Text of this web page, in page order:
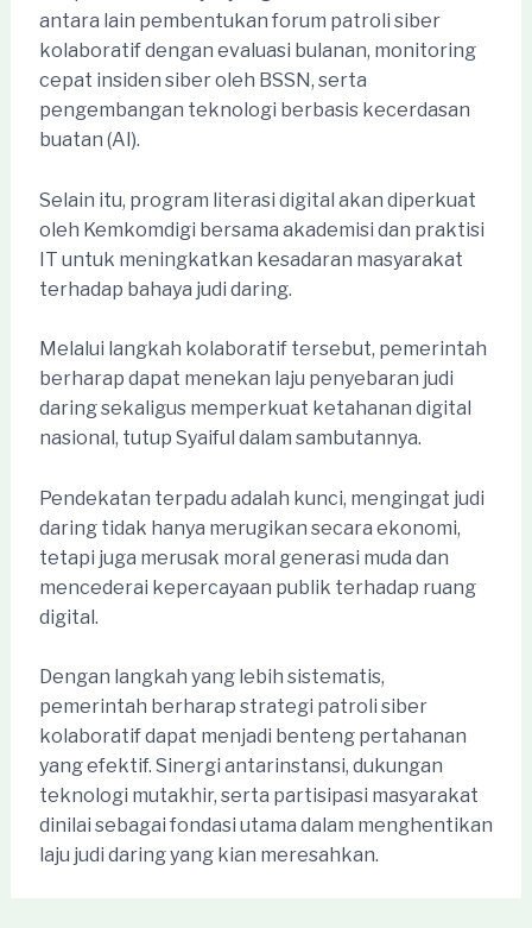
antara lain pembentukan forum patroli siber
kolaboratif dengan evaluasi bulanan, monitoring
cepat insiden siber oleh BSSN, serta
pengembangan teknologi berbasis kecerdasan
buatan (AI).
Selain itu, program literasi digital akan diperkuat
oleh Kemkomdigi bersama akademisi dan praktisi
IT untuk meningkatkan kesadaran masyarakat
terhadap bahaya judi daring.
Melalui langkah kolaboratif tersebut, pemerintah
berharap dapat menekan laju penyebaran judi
daring sekaligus memperkuat ketahanan digital
nasional, tutup Syaiful dalam sambutannya.
Pendekatan terpadu adalah kunci, mengingat judi
daring tidak hanya merugikan secara ekonomi,
tetapi juga merusak moral generasi muda dan
mencederai kepercayaan publik terhadap ruang
digital.
Dengan langkah yang lebih sistematis,
pemerintah berharap strategi patroli siber
kolaboratif dapat menjadi benteng pertahanan
yang efektif. Sinergi antarinstansi, dukungan
teknologi mutakhir, serta partisipasi masyarakat
dinilai sebagai fondasi utama dalam menghentikan
laju judi daring yang kian meresahkan.